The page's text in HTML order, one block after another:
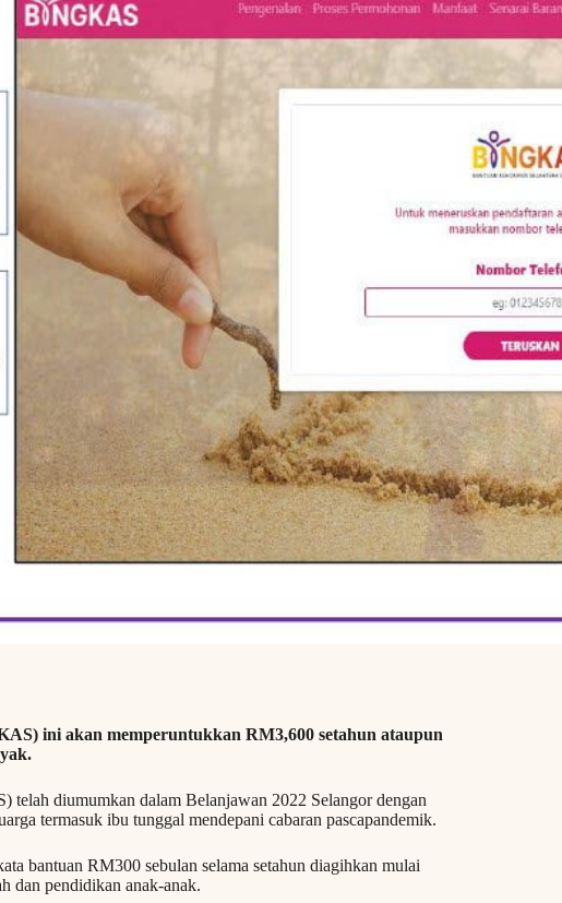
ini akan memperuntukkan RM3,600 setahun ataupun
diumumkan dalam Belanjawan 2022 Selangor dengan
termasuk ibu tunggal mendepani cabaran pascapandemik.
bantuan RM300 sebulan selama setahun diagihkan mulai
dan pendidikan anak-anak.